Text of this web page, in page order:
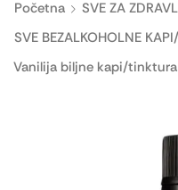
Početna
SVE ZA
SVE BEZALKOHOLNE
Vanilija biljne kapi/